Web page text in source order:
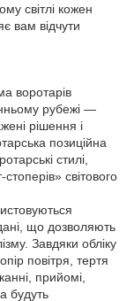
світлі кожен
вам відчути
воротарів
рубежі —
рішення і
позиційна
стилі,
світового
що дозволяють
Завдяки обліку
повітря, тертя
прийомі,
будуть